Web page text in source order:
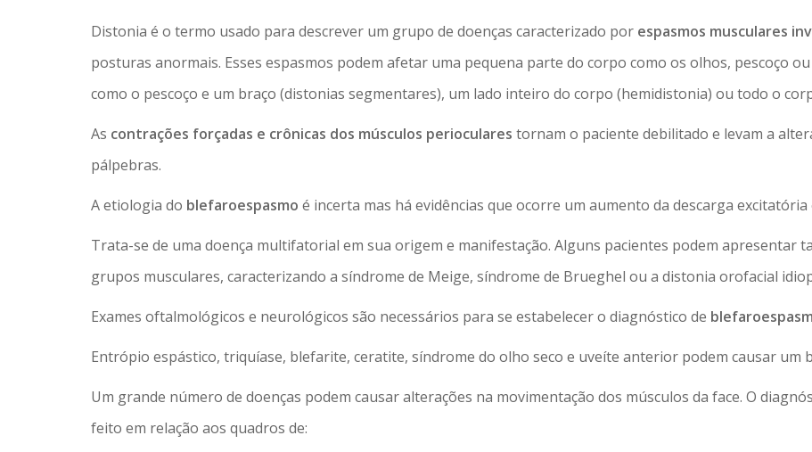
Distonia é o termo usado para descrever um grupo de doenças caracterizado por espasmos musculares
posturas anormais. Esses espasmos podem afetar uma pequena parte do corpo como os olhos, pescoço
como o pescoço e um braço (distonias segmentares), um lado inteiro do corpo (hemidistonia) ou todo o
As contrações forçadas e crônicas dos músculos perioculares tornam o paciente debilitado e levam a
pálpebras.
A etiologia do blefaroespasmo é incerta mas há evidências que ocorre um aumento da descarga
Trata-se de uma doença multifatorial em sua origem e manifestação. Alguns pacientes podem apresentar
grupos musculares, caracterizando a síndrome de Meige, síndrome de Brueghel ou a distonia orofacial
Exames oftalmológicos e neurológicos são necessários para se estabelecer o diagnóstico de
Entrópio espástico, triquíase, blefarite, ceratite, síndrome do olho seco e uveíte anterior podem causar um
Um grande número de doenças podem causar alterações na movimentação dos músculos da face. O
feito em relação aos quadros de: